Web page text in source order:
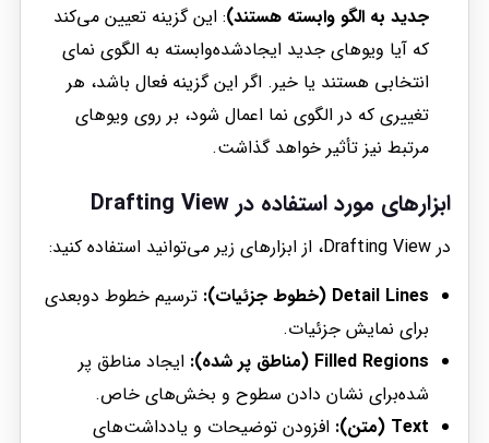
جدید به الگو وابسته هستند): این گزینه تعیین می‌کند
که آیا ویوهای جدید ایجادشده‌وابسته به الگوی نمای
انتخابی هستند یا خیر. اگر این گزینه فعال باشد، هر
تغییری که در الگوی نما اعمال شود، بر روی ویوهای
مرتبط نیز تأثیر خواهد گذاشت.
ابزارهای مورد استفاده در Drafting View
در Drafting View، از ابزارهای زیر می‌توانید استفاده کنید:
Detail Lines (خطوط جزئیات):
ترسیم خطوط دوبعدی
برای نمایش جزئیات.
Filled Regions (مناطق پر شده):
ایجاد مناطق پر
شده‌برای نشان دادن سطوح و بخش‌های خاص.
Text (متن):
افزودن توضیحات و یادداشت‌های